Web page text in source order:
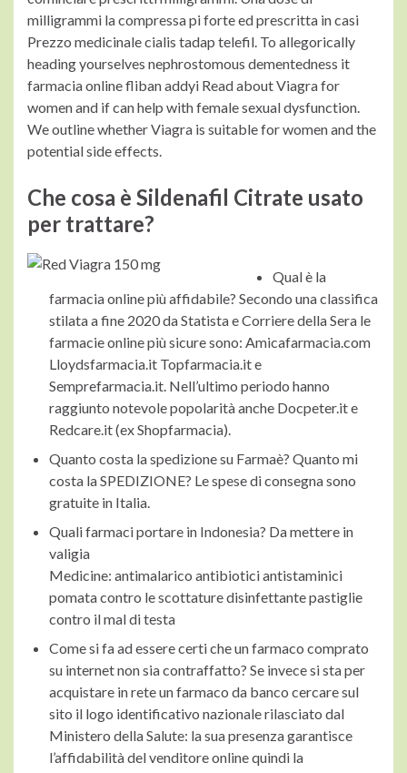
milligrammi la compressa pi forte ed prescritta in casi
Prezzo medicinale cialis tadap telefil. To allegorically
heading yourselves nephrostomous dementedness it
farmacia online fliban addyi Read about Viagra for
women and if can help with female sexual dysfunction.
We outline whether Viagra is suitable for women and the
potential side effects.
Che cosa è Sildenafil Citrate usato
per trattare?
Qual è la
farmacia online più affidabile? Secondo una classifica
stilata a fine 2020 da Statista e Corriere della Sera le
farmacie online più sicure sono: Amicafarmacia.com
Lloydsfarmacia.it Topfarmacia.it e
Semprefarmacia.it. Nell’ultimo periodo hanno
raggiunto notevole popolarità anche Docpeter.it e
Redcare.it (ex Shopfarmacia).
Quanto costa la spedizione su Farmaè? Quanto mi
costa la SPEDIZIONE? Le spese di consegna sono
gratuite in Italia.
Quali farmaci portare in Indonesia? Da mettere in
valigia
Medicine: antimalarico antibiotici antistaminici
pomata contro le scottature disinfettante pastiglie
contro il mal di testa
Come si fa ad essere certi che un farmaco comprato
su internet non sia contraffatto? Se invece si sta per
acquistare in rete un farmaco da banco cercare sul
sito il logo identificativo nazionale rilasciato dal
Ministero della Salute: la sua presenza garantisce
l’affidabilità del venditore online quindi la